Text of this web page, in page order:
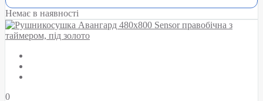
Немає в наявності
0